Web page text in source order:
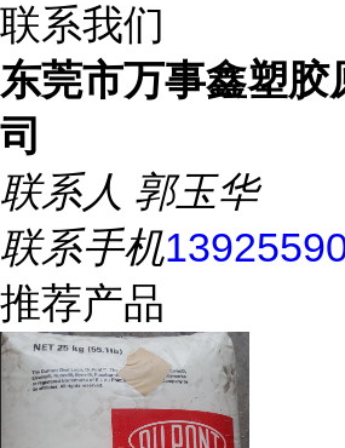
联系我们
东莞市万事鑫塑胶
司
联系人 郭玉华
联系手机
推荐产品